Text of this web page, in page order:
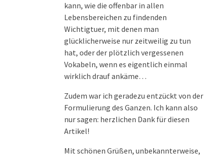
kann, wie die offenbar in allen
Lebensbereichen zu findenden
Wichtigtuer, mit denen man
glücklicherweise nur zeitweilig zu tun
hat, oder der plötzlich vergessenen
Vokabeln, wenn es eigentlich einmal
wirklich drauf ankäme…
Zudem war ich geradezu entzückt von der
Formulierung des Ganzen. Ich kann also
nur sagen: herzlichen Dank für diesen
Artikel!
Mit schönen Grüßen, unbekannterweise,